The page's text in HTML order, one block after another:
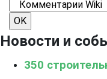
Новости и
350